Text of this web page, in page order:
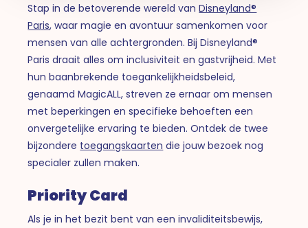
Stap in de betoverende wereld vanDisneyland®
Paris, waar magie en avontuur samenkomen voor
mensen van alle achtergronden. Bij Disneyland®
Paris draait alles om inclusiviteit en gastvrijheid. Met
hun baanbrekende toegankelijkheidsbeleid,
genaamd MagicALL, streven ze ernaar om mensen
met beperkingen en specifieke behoeften een
onvergetelijke ervaring te bieden. Ontdek de twee
bijzondere toegangskaarten die jouw bezoek nog
specialer zullen maken.
Priority Card
Als je in het bezit bent van een invaliditeitsbewijs,